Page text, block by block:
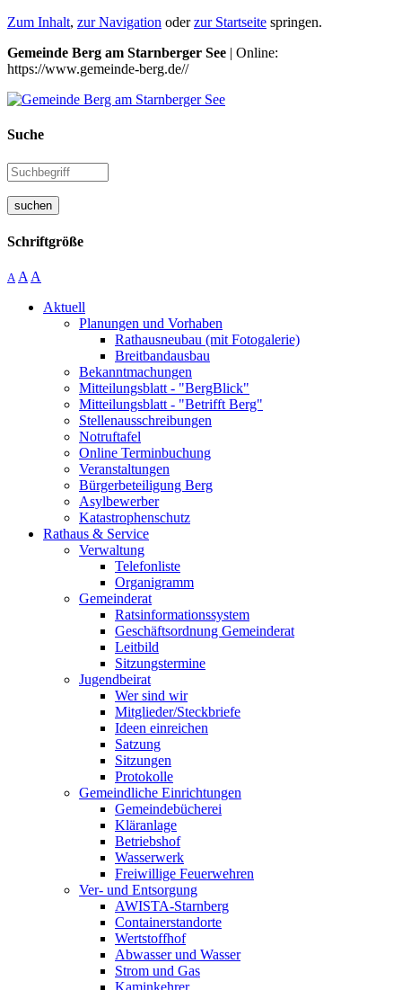
Zum Inhalt, zur Navigation oderzur Startseite springen.
Gemeinde Berg am Starnberger See | Online:
https://www.gemeinde-berg.de//
Suche
suchen
Schriftgröße
A A A
Aktuell
Planungen und Vorhaben
Rathausneubau (mit Fotogalerie)
Breitbandausbau
Bekanntmachungen
Mitteilungsblatt - "BergBlick"
Mitteilungsblatt - "Betrifft Berg"
Stellenausschreibungen
Notruftafel
Online Terminbuchung
Veranstaltungen
Bürgerbeteiligung Berg
Asylbewerber
Katastrophenschutz
Rathaus & Service
Verwaltung
Telefonliste
Organigramm
Gemeinderat
Ratsinformationssystem
Geschäftsordnung Gemeinderat
Leitbild
Sitzungstermine
Jugendbeirat
Wer sind wir
Mitglieder/Steckbriefe
Ideen einreichen
Satzung
Sitzungen
Protokolle
Gemeindliche Einrichtungen
Gemeindebücherei
Kläranlage
Betriebshof
Wasserwerk
Freiwillige Feuerwehren
Ver- und Entsorgung
AWISTA-Starnberg
Containerstandorte
Wertstoffhof
Abwasser und Wasser
Strom und Gas
Kaminkehrer